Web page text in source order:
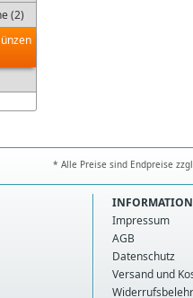
(2)
* Alle Preise sind Endpreise
Impressum
AGB
Datenschutz
Versand und